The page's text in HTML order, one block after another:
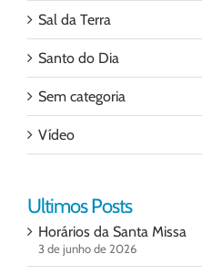
Sal da Terra
Santo do Dia
Sem categoria
Vídeo
Ultimos Posts
Horários da Santa Missa
3 de junho de 2026